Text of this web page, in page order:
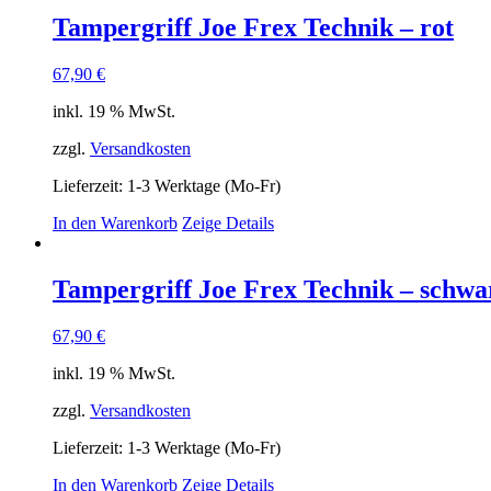
Tampergriff Joe Frex Technik – rot
67,90 €
inkl. 19 % MwSt.
zzgl. Versandkosten
Lieferzeit: 1-3 Werktage (Mo-Fr)
In den Warenkorb Zeige Details
Tampergriff Joe Frex Technik –
67,90 €
inkl. 19 % MwSt.
zzgl. Versandkosten
Lieferzeit: 1-3 Werktage (Mo-Fr)
In den Warenkorb Zeige Details